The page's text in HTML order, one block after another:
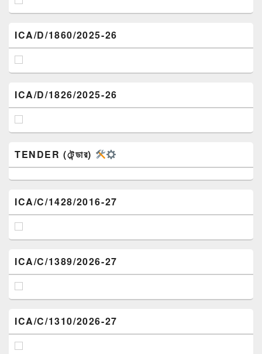
ICA/D/1860/2025-26
ICA/D/1826/2025-26
TENDER (টেন্ডার)
ICA/C/1428/2016-27
ICA/C/1389/2026-27
ICA/C/1310/2026-27